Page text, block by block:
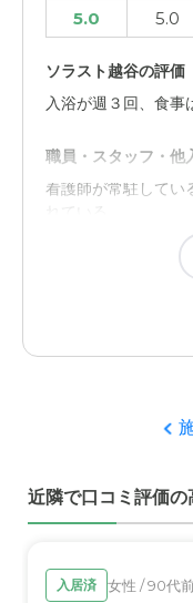
す。夜間の対応と
介護医療サービスに
介護 お風呂やトイ
近隣環境や交通アク
バスで乗り換えな
す。ただ、駐車場
収入や資産）などに
5.0 5.0
ソラスト越谷の評価
入浴が週３回、食事
職員・スタッフ・他
看護師が常駐してい
外観・内装・居室
居室は、個室で、
最寄り駅から１０分
料金費用について
近隣で口コミ評価の
入居済 女性 / 90代